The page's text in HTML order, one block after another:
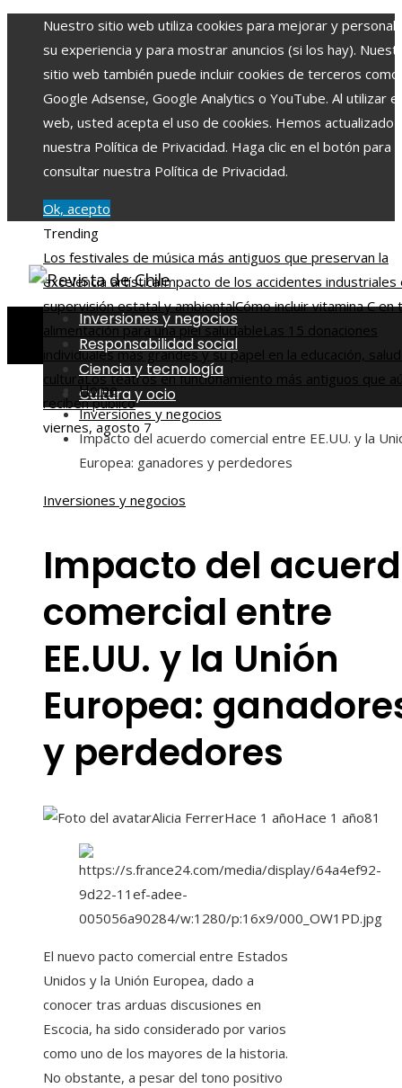
Nuestro sitio web utiliza cookies para mejorar y
su experiencia y para mostrar anuncios (si los hay).
sitio web también puede incluir cookies de terceros como
Google Adsense, Google Analytics o YouTube. Al utilizar
web, usted acepta el uso de cookies. Hemos actualizado
nuestra Política de Privacidad. Haga clic en el botón para
consultar nuestra Política de Privacidad.
Ok, acepto
Trending
Los festivales de música más antiguos que preservan la
excelencia artísticaImpacto de los accidentes industriales
supervisión estatal y ambientalCómo incluir vitamina C en
alimentación para una piel saludableLas 15 donaciones
individuales más grandes y su papel en la educación,
culturaLos teatros en funcionamiento más antiguos que
reciben público
viernes, agosto 7
Inversiones y negocios
Responsabilidad social
Ciencia y tecnología
Cultura y ocio
Home
Inversiones y negocios
Impacto del acuerdo comercial entre EE.UU. y la
Europea: ganadores y perdedores
Inversiones y negocios
Impacto del
comercial entre
EE.UU. y la Unión
Europea:
y perdedores
Alicia FerrerHace 1 añoHace 1 año81
El nuevo pacto comercial entre Estados
Unidos y la Unión Europea, dado a
conocer tras arduas discusiones en
Escocia, ha sido considerado por varios
como uno de los mayores de la historia.
No obstante, a pesar del tono positivo